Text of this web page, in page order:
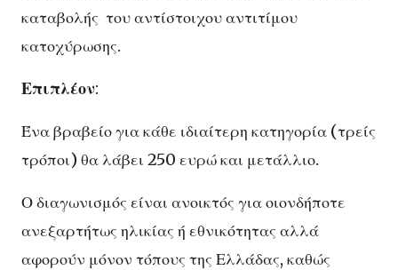
καταβολής του αντίστοιχου αντιτίμου
κατοχύρωσης.
Επιπλέον:
Ένα βραβείο για κάθε ιδιαίτερη κατηγορία (τρείς
τρόποι) θα λάβει 250 ευρώ και μετάλλιο.
Ο διαγωνισμός είναι ανοικτός για οιονδήποτε
ανεξαρτήτως ηλικίας ή εθνικότητας αλλά
αφορούν μόνον τόπους της Ελλάδας, καθώς